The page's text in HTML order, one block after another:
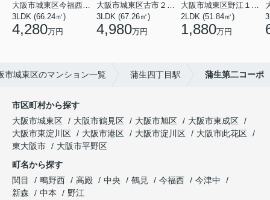
大阪市城東区今福西６丁目
3LDK (66.24㎡)
4,280万円
大阪市城東区古市２丁目
3LDK (67.26㎡)
4,980万円
大阪市城東区野江１丁目
2LDK (51.84㎡)
1,880万円
市城東区のマンション一覧 蒲生四丁目駅 蒲生第二コーポ
市区町村から探す
大阪市城東区
大阪市鶴見区 大阪市旭区
大阪市東成区
大阪市東淀川区
大阪市港区 大阪市淀川区
大阪市此花区
東大阪市
大阪市平野区
町名から探す
関目
鴫野西 高殿 中央 鶴見 今福西
今津中
新森
中本
野江